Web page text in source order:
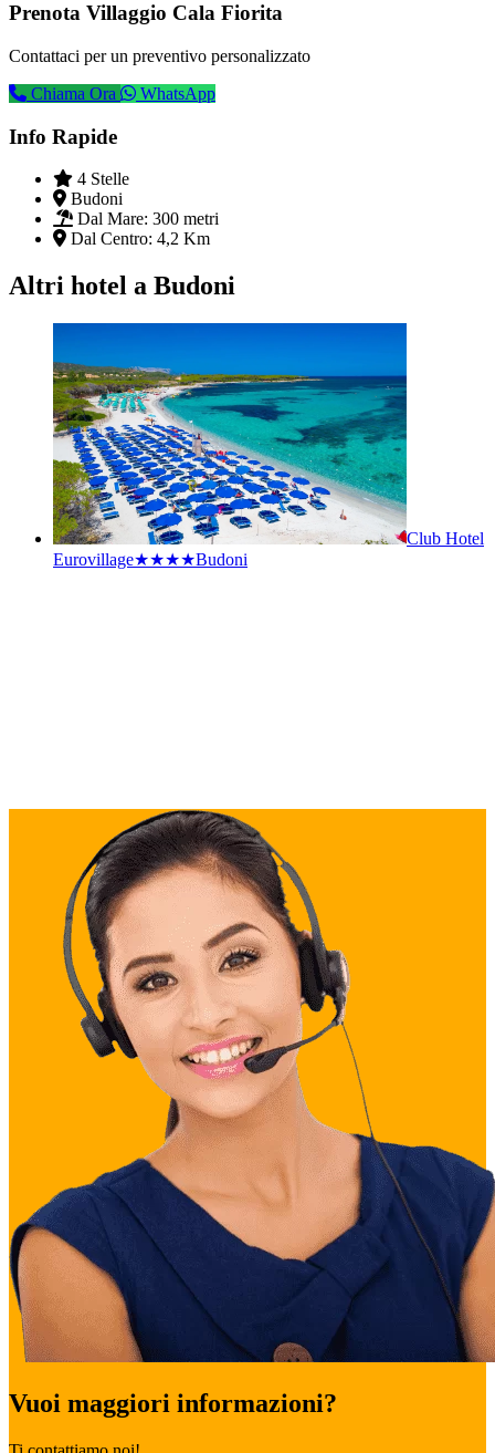
Prenota Villaggio Cala Fiorita
Contattaci per un preventivo personalizzato
Chiama Ora
WhatsApp
Info Rapide
4 Stelle
Budoni
Dal Mare: 300 metri
Dal Centro: 4,2 Km
Altri hotel a Budoni
Club Hotel
Eurovillage★★★★Budoni
Vuoi maggiori informazioni?